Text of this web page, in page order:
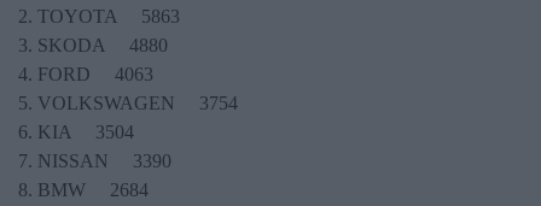
2. TOYOTA 5863
3. SKODA 4880
4. FORD 4063
5. VOLKSWAGEN 3754
6. KIA 3504
7. NISSAN 3390
8. BMW 2684